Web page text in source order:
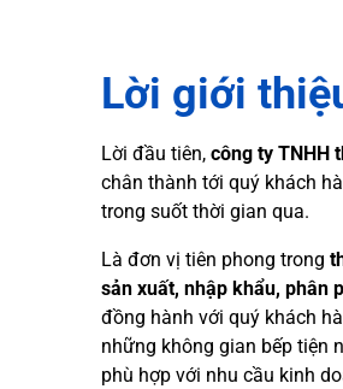
Lời giới
Lời đầu tiên, công ty TNHH
chân thành tới quý khách
trong suốt thời gian qua.
Là đơn vị tiên phong trong
sản xuất, nhập khẩu, phân
đồng hành với quý khách
những không gian bếp tiện
phù hợp với nhu cầu kinh